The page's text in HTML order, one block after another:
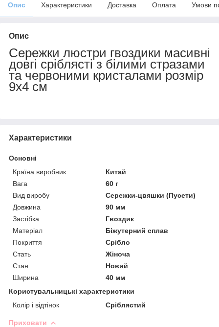
Опис Характеристики Доставка Оплата Умови
Опис
Сережки люстри гвоздики масивні
довгі сріблясті з білими стразами
та червоними кристалами розмір
9х4 см
Характеристики
Основні
Країна виробник
Китай
Вага
60 г
Вид виробу
Сережки-цвяшки (Пусети)
Довжина
90 мм
Застібка
Гвоздик
Матеріал
Біжутерний сплав
Покриття
Срібло
Стать
Жіноча
Стан
Новий
Ширина
40 мм
Користувальницькі характеристики
Колір і відтінок
Сріблястий
Приховати